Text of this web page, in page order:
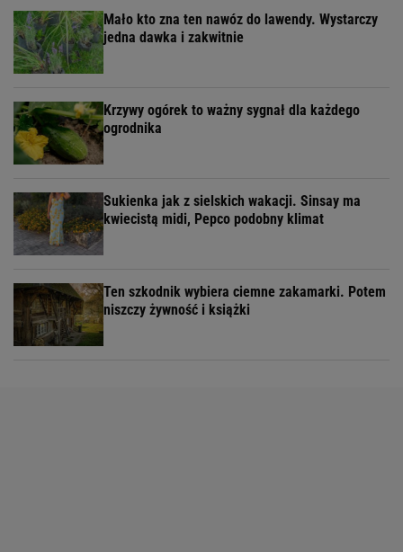
Mało kto zna ten nawóz do lawendy. Wystarczy
jedna dawka i zakwitnie
Krzywy ogórek to ważny sygnał dla każdego
ogrodnika
Sukienka jak z sielskich wakacji. Sinsay ma
kwiecistą midi, Pepco podobny klimat
Ten szkodnik wybiera ciemne zakamarki. Potem
niszczy żywność i książki